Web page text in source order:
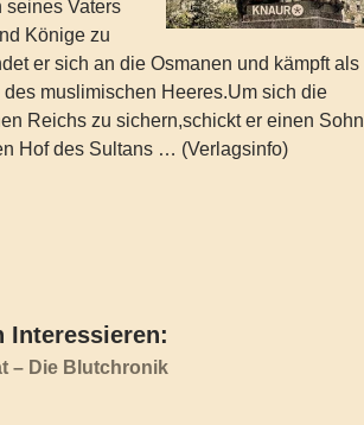
seines Vaters
Könige zu
er sich an die Osmanen und kämpft als
muslimischen Heeres.Um sich die
Reichs zu sichern,schickt er einen Sohn
Hof des Sultans … (Verlagsinfo)
Interessieren:
– Die Blutchronik